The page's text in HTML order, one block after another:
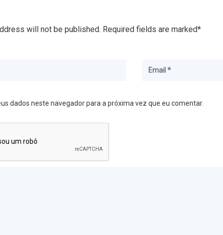
will not be published. Required fields are marked*
dados neste navegador para a próxima vez que eu comentar.